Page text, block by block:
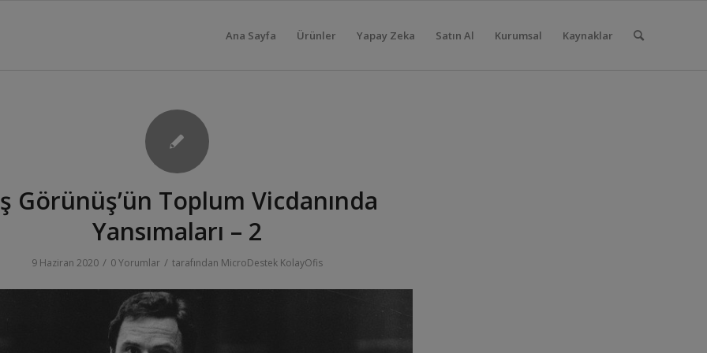
Ana Sayfa Ürünler Yapay Zeka Satın Al Kurumsal Kaynaklar
Görünüş’ün Toplum Vicdanında
Yansımaları – 2
9 Haziran 2020 / 0 Yorumlar / tarafından MicroDestek KolayOfis